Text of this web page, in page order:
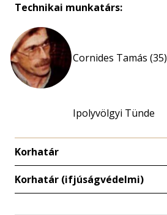
Technikai munkatárs:
Cornides Tamás (35)
Ipolyvölgyi Tünde
Korhatár
Korhatár (ifjúságvédelmi)